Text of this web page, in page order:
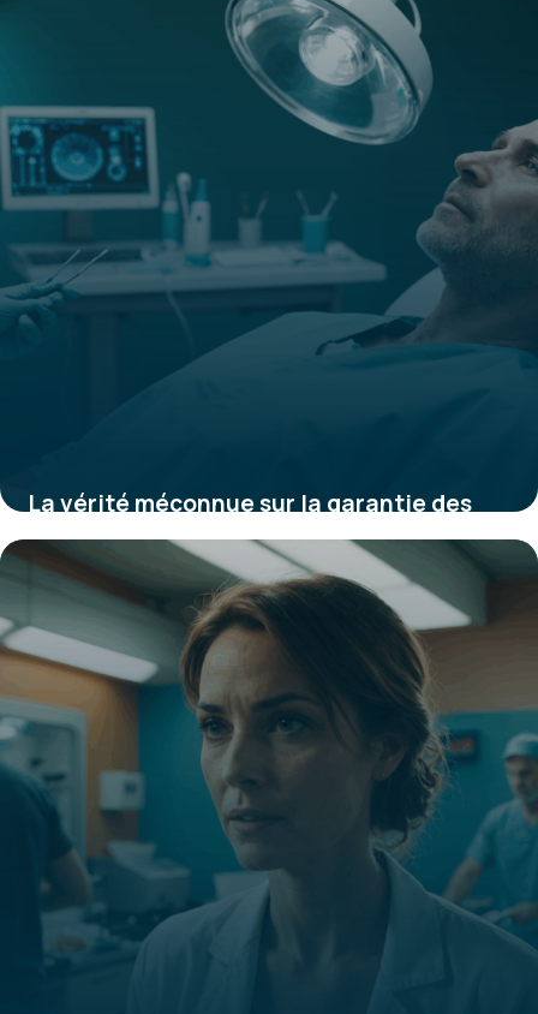
santé des gencives
La vérité méconnue sur la garantie des
implants dentaires à vie que les cliniques
ne vous disent pas
1 septembre 2025